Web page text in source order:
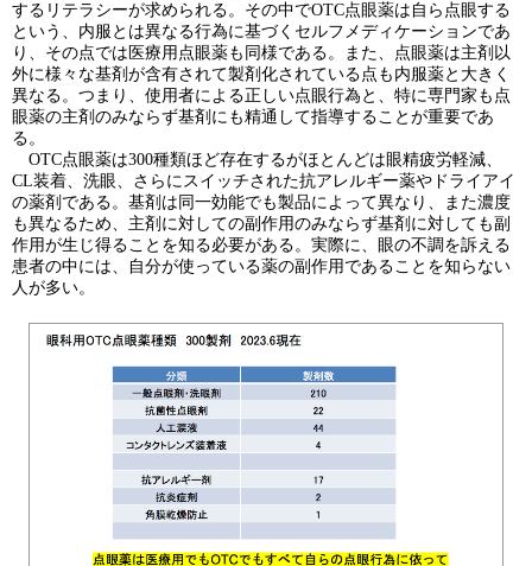
するリテラシーが求められる。その中でOTC点眼薬は自ら点眼する
という、内服とは異なる行為に基づくセルフメディケーションであ
り、その点では医療用点眼薬も同様である。また、点眼薬は主剤以
外に様々な基剤が含有されて製剤化されている点も内服薬と大きく
異なる。つまり、使用者による正しい点眼行為と、特に専門家も点
眼薬の主剤のみならず基剤にも精通して指導することが重要であ
る。
OTC点眼薬は300種類ほど存在するがほとんどは眼精疲労軽減、
CL装着、洗眼、さらにスイッチされた抗アレルギー薬やドライアイ
の薬剤である。基剤は同一効能でも製品によって異なり、また濃度
も異なるため、主剤に対しての副作用のみならず基剤に対しても副
作用が生じ得ることを知る必要がある。実際に、眼の不調を訴える
患者の中には、自分が使っている薬の副作用であることを知らない
人が多い。